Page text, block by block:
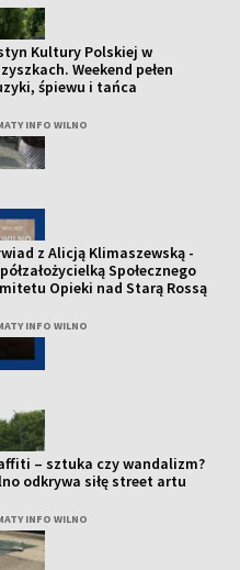
Kultury Polskiej w
Weekend pełen
śpiewu i tańca
INFO WILNO
z Alicją Klimaszewską -
Społecznego
Opieki nad Starą Rossą
INFO WILNO
– sztuka czy wandalizm?
odkrywa siłę street artu
INFO WILNO